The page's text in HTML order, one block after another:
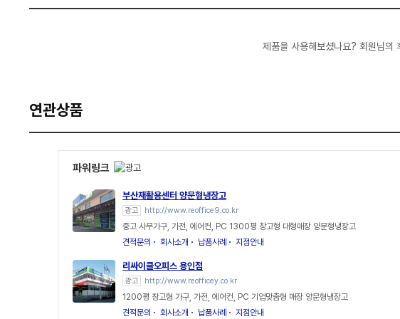
제품을 사용해보셨나요? 회원님의
연관상품
파워링크
부산재활용센터 양문형냉장고
광고 http://www.reoffice9.co.kr
중고 사무가구, 가전, 에어컨, PC 1300평 창고형 대형매장 양문형냉장고
견적문의
회사소개 납품사례 지점안내
리싸이클오피스 용인점
광고 http://www.reofficey.co.kr
1200평 창고형 가구, 가전, 에어컨, PC 기업맞춤형 매장 양문형냉장고
견적문의
회사소개 납품사례 지점안내